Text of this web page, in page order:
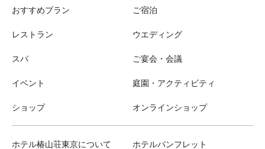
おすすめプラン ご宿泊
レストラン ウエディング
スパ ご宴会・会議
イベント 庭園・アクティビティ
ショップ オンラインショップ
ホテル椿山荘東京について ホテルパンフレット